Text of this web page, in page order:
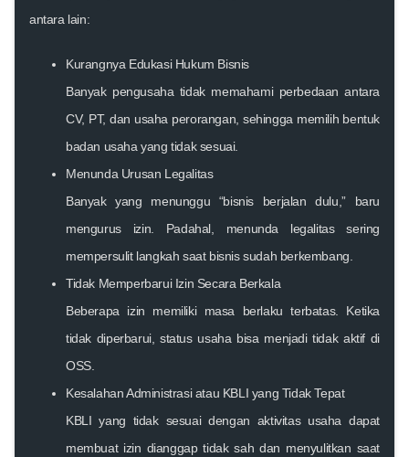
antara lain:
Kurangnya Edukasi Hukum Bisnis
Banyak pengusaha tidak memahami perbedaan antara
CV, PT, dan usaha perorangan, sehingga memilih bentuk
badan usaha yang tidak sesuai.
Menunda Urusan Legalitas
Banyak yang menunggu “bisnis berjalan dulu,” baru
mengurus izin. Padahal, menunda legalitas sering
mempersulit langkah saat bisnis sudah berkembang.
Tidak Memperbarui Izin Secara Berkala
Beberapa izin memiliki masa berlaku terbatas. Ketika
tidak diperbarui, status usaha bisa menjadi tidak aktif di
OSS.
Kesalahan Administrasi atau KBLI yang Tidak Tepat
KBLI yang tidak sesuai dengan aktivitas usaha dapat
membuat izin dianggap tidak sah dan menyulitkan saat